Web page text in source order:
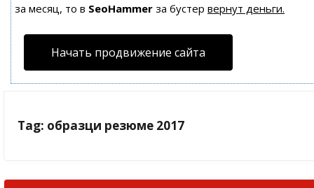
за месяц, то в SeoHammer за бустер вернут деньги.
Начать продвижение сайта
Tag: образци резюме 2017